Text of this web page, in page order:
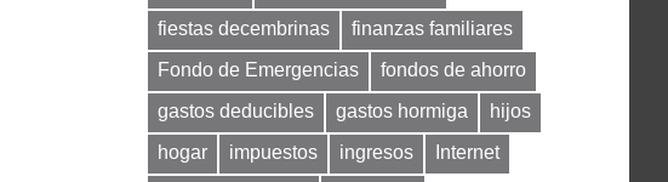
fiestas decembrinas
finanzas familiares
Fondo de Emergencias
fondos de ahorro
gastos deducibles
gastos hormiga
hijos
hogar
impuestos ingresos
Internet